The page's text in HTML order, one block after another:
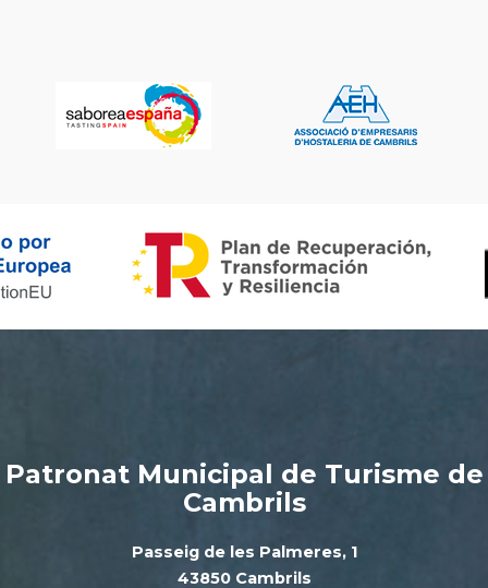
Patronat Municipal de Turisme de
Cambrils
Passeig de les Palmeres, 1
43850 Cambrils